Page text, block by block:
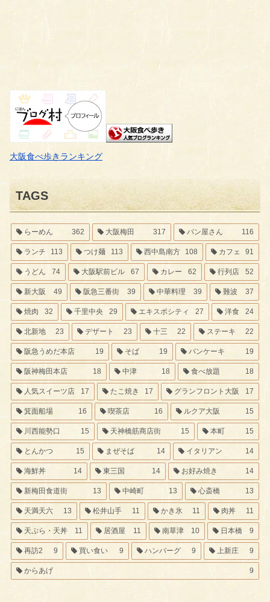
大阪食べ歩きランキング
TAGS
らーめん 362 大阪梅田 317 パン屋さん 116
ランチ 113 つけ麺 113 西中島南方 108 カフェ 91
うどん 74 大阪駅前ビル 67 カレー 62 行列店 52
新大阪 49 阪急三番街 39 中華料理 39 難波 37
焼肉 32 千里中央 29 エキスポシティ 27 洋食 24
北新地 23 デザート 23 十三 22 ステーキ 22
阪急うめだ本店 19 そば 19 パンケーキ 19
阪神梅田本店 18 中津 18 食べ放題 18
人気スイーツ店 17 たこ焼き 17 グランフロント大阪 17
箕面船場 16 喫茶店 16 ルクア大阪 15
川西能勢口 15 天神橋筋商店街 15 本町 15
とんかつ 15 まぜそば 14 イタリアン 14
海鮮丼 14 東三国 14 お好み焼き 14
新梅田食道街 13 中崎町 13 心斎橋 13
天満天六 13 松井山手 11 かき氷 11 肉丼 11
天ぷら・天丼 11 居酒屋 11 南草津 10 日本橋 9
再訪2 9 買い食い 9 ハンバーグ 9 上新庄 9
からあげ 9